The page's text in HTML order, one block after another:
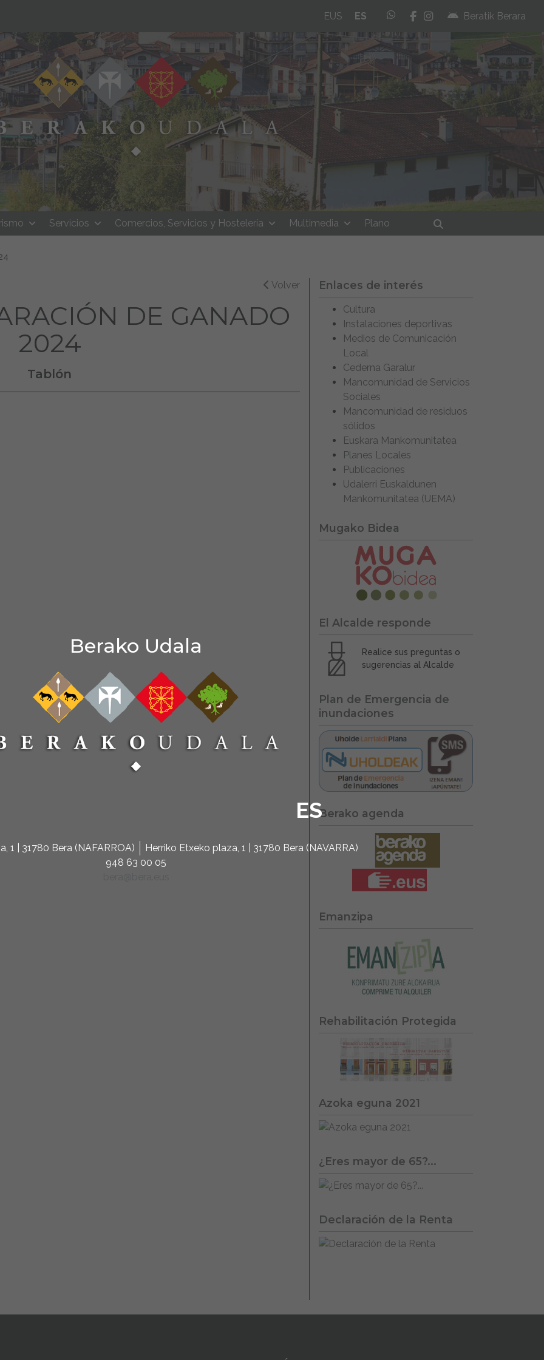
Berako Udala
ES
1 | 31780 Bera (NAFARROA)
Herriko Etxeko plaza, 1 | 31780 Bera (NAVARRA)
948 63 00 05
EUS ES whatsapp
facebook
instagram
Beratik Berara
Servicios Comercios, Servicios y Hostelería Multimedia
Plano
Buscar
Volver
DE GANADO
2024
Tablón
Enlaces de interés
Cultura
Instalaciones deportivas
Medios de Comunicación
Local
Cederna Garalur
Mancomunidad de Servicios
Sociales
Mancomunidad de residuos
sólidos
Euskara Mankomunitatea
Planes Locales
Publicaciones
Udalerri Euskaldunen
Mankomunitatea (UEMA)
Mugako Bidea
El Alcalde responde
Realice sus preguntas o
sugerencias al Alcalde
Plan de Emergencia de
inundaciones
Berako agenda
Emanzipa
Rehabilitación Protegida
Azoka eguna 2021
¿Eres mayor de 65?...
Declaración de la Renta